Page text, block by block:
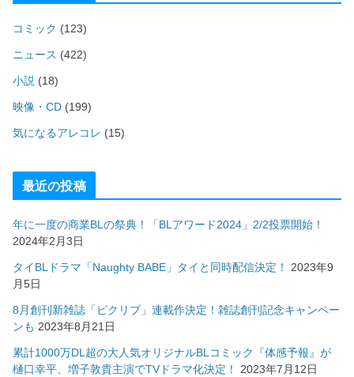
コミック (123)
ニュース (422)
小説 (18)
映像・CD (199)
気になるアレコレ (15)
最近の投稿
年に一度の商業BLの祭典！「BLアワード2024」2/2投票開始！
2024年2月3日
タイBLドラマ「Naughty BABE」タイと同時配信決定！
2023年9
月5日
8月創刊新雑誌「ピクリブ」連載作決定！雑誌創刊記念キャンペー
ンも 2023年8月21日
累計1000万DL超の大人気オリジナルBLコミック『体感予報』が
樋口幸平、増子敦貴主演でTVドラマ化決定！
2023年7月12日